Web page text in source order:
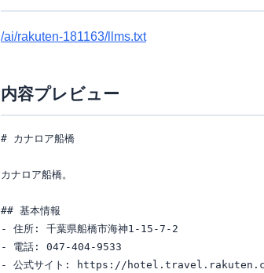
/ai/rakuten-181163/llms.txt
内容プレビュー
# カナロア船橋
カナロア船橋。
## 基本情報
- 住所: 千葉県船橋市海神1-15-7-2
- 電話: 047-404-9533
- 公式サイト: https://